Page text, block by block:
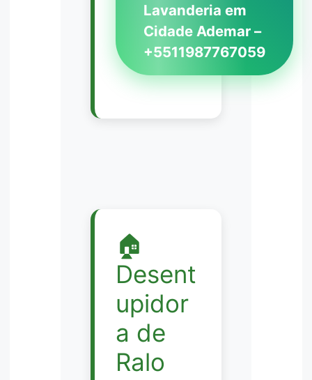
Lavanderia em
Cidade Ademar –
+5511987767059
🏠
Desent
upidor
a de
Ralo